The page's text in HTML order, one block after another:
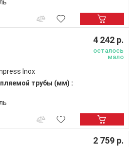
Inox
трубы (мм) :
4 242 р.
осталось
мало
2 759 р.